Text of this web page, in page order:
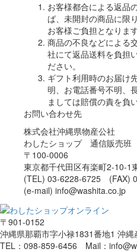
お客様都合による返品
ば、未開封の商品に限
お客様ご負担となります
商品の不良などによる
社にて返品送料を負担
ださい。
ギフト利用時のお届け
明、お電話番号不明、
ましては賠償の責を負
お問い合わせ先
株式会社沖縄県物産公社
わしたショップ 通信販売班
〒100-0006
東京都千代田区有楽町2-10-1
(TEL) 03-6228-6725 (FAX)
(e-mail) info@washita.co.jp
〒901-0152
沖縄県那覇市字小禄1831番地1 沖
TEL：098-859-6456 Mail：